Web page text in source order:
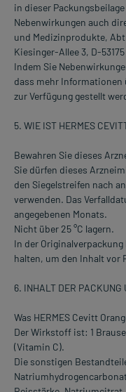
in dieser
Nebenwirkungen auch
und Medizinprodukte,
Kiesinger-Allee 3, D-
Indem Sie
dass mehr
zur Verfügung gestellt
5. WIE IST HERMES
Bewahren Sie dieses
Sie dürfen dieses
den Siegelstreifen nach
verwenden. Das
angegebenen Monats.
Nicht über 25 °C lagern.
In der
halten, um den Inhalt vor
6. INHALT DER PACKUNG
Was HERMES Cevitt
Der Wirkstoff ist: 1
(Vitamin C).
Die sonstigen